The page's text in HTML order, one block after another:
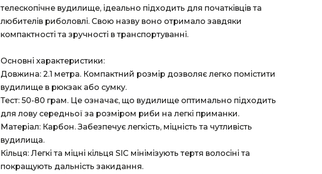
телескопічне вудилище, ідеально підходить для початківців та
любителів риболовлі. Свою назву воно отримало завдяки
компактності та зручності в транспортуванні.
Основні характеристики:
Довжина: 2.1 метра. Компактний розмір дозволяє легко помістити
вудилище в рюкзак або сумку.
Тест: 50-80 грам. Це означає, що вудилище оптимально підходить
для лову середньої за розміром риби на легкі приманки.
Матеріал: Карбон. Забезпечує легкість, міцність та чутливість
вудилища.
Кільця: Легкі та міцні кільця SIC мінімізують тертя волосіні та
покращують дальність закидання.